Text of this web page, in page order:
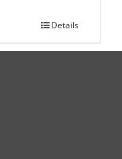
Details